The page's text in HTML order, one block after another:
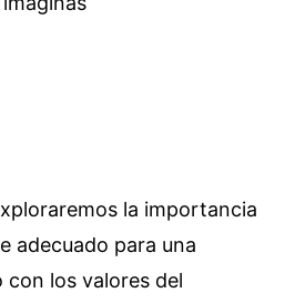
la importancia
adecuado para una
con los valores del